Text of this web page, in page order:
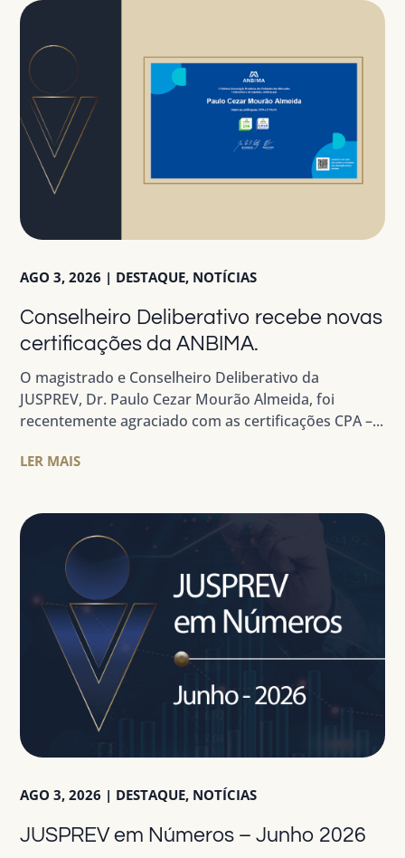
Conselheiro Deliberativo recebe novas
certificações da ANBIMA.
AGO 3, 2026 | DESTAQUE, NOTÍCIAS
O magistrado e Conselheiro Deliberativo da
JUSPREV, Dr. Paulo Cezar Mourão Almeida, foi
recentemente agraciado com as certificações CPA –...
LER MAIS
JUSPREV em Números – Junho 2026
AGO 3, 2026 | DESTAQUE, NOTÍCIAS